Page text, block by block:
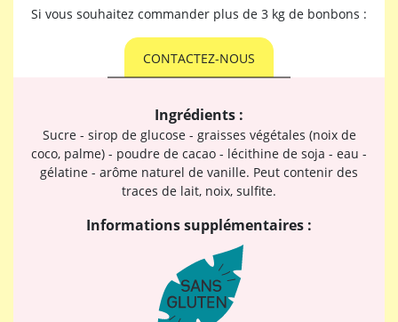
Si vous souhaitez commander plus de 3 kg de bonbons :
CONTACTEZ-NOUS
Ingrédients :
Sucre - sirop de glucose - graisses végétales (noix de
coco, palme) - poudre de cacao - lécithine de soja - eau -
gélatine - arôme naturel de vanille. Peut contenir des
traces de lait, noix, sulfite.
Informations supplémentaires :